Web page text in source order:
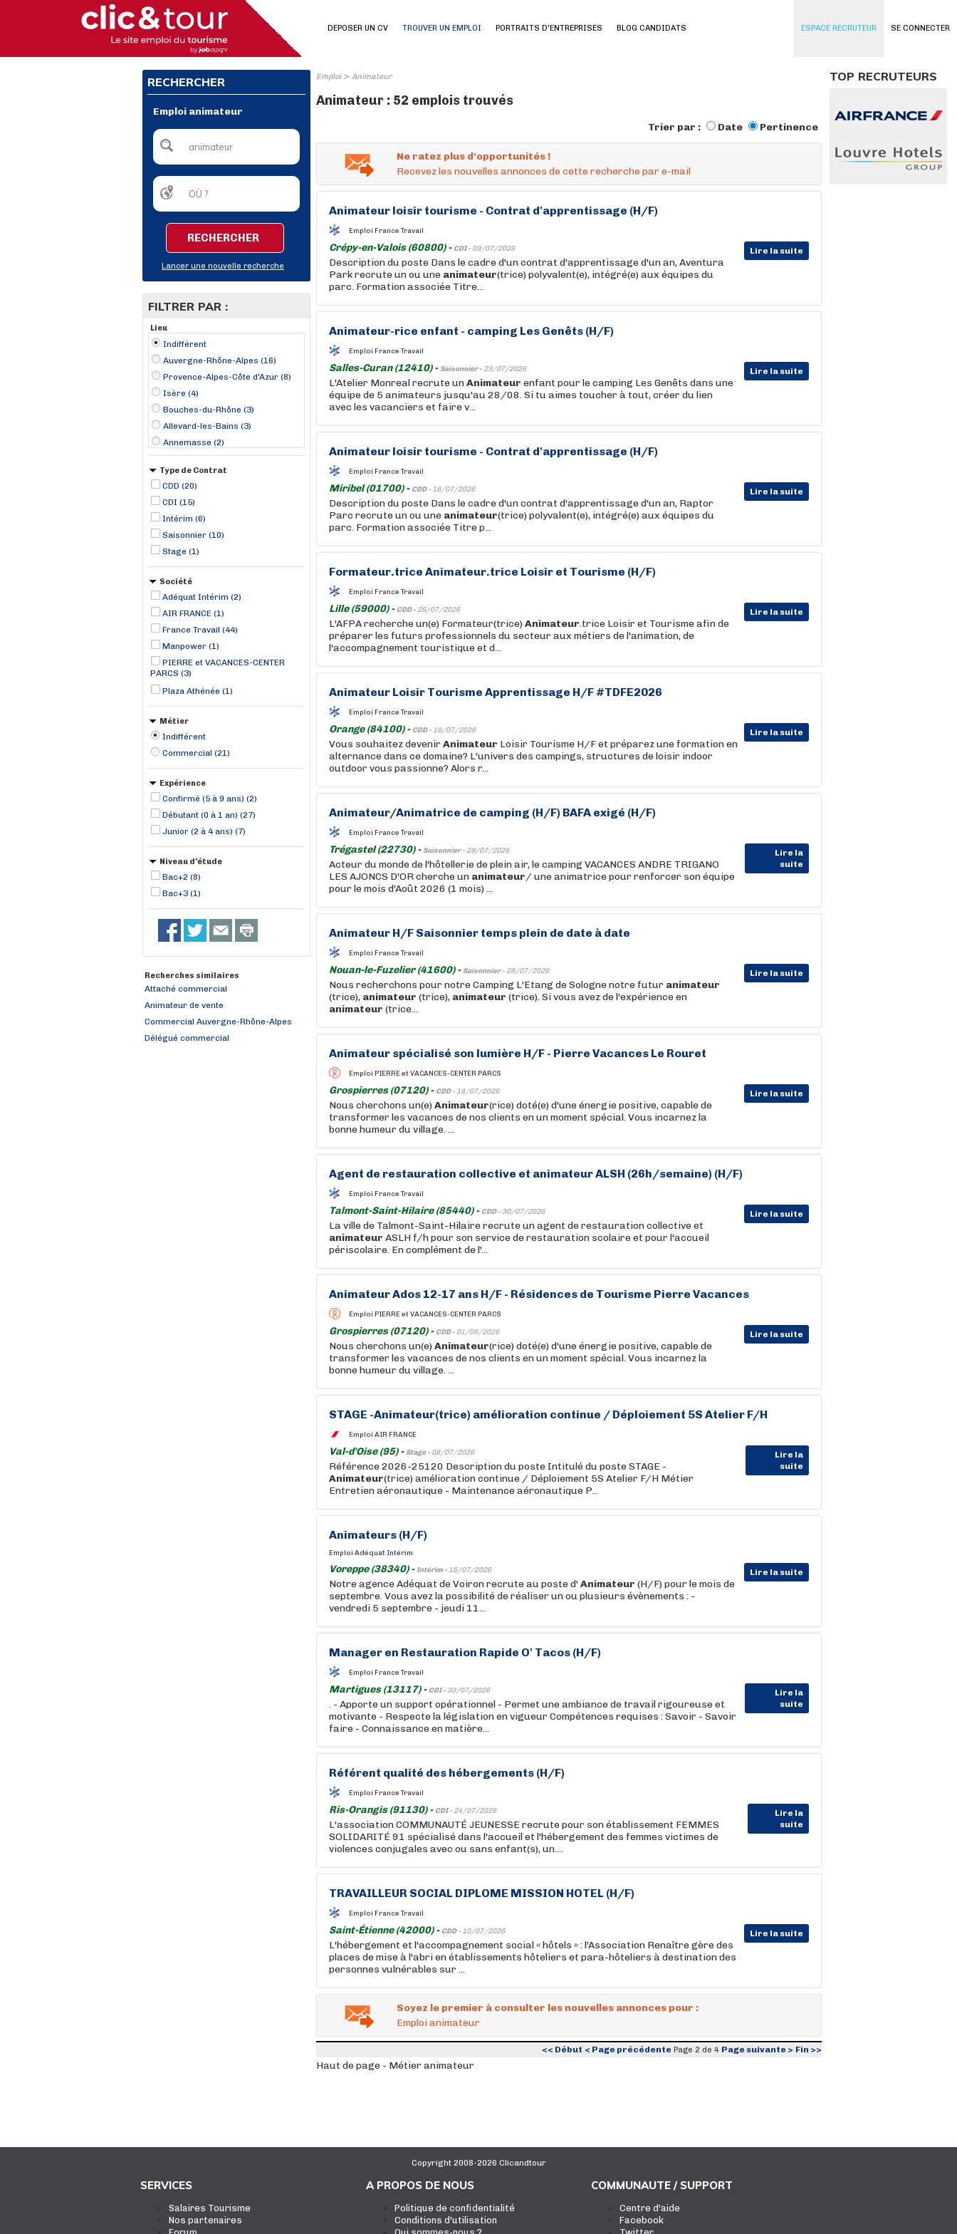
SE CONNECTER
DEPOSER UN CV TROUVER UN EMPLOI PORTRAITS D'ENTREPRISES BLOG CANDIDATS ESPACE RECRUTEUR
RECHERCHER
Emploi animateur
RECHERCHER
Lancer une nouvelle recherche
FILTRER PAR :
Lieu
Indifférent
Auvergne-Rhône-Alpes (16)
Provence-Alpes-Côte d'Azur (8)
Isère (4)
Bouches-du-Rhône (3)
Allevard-les-Bains (3)
Annemasse (2)
Clermont-Ferrand (2)
Digoin (2)
Grospierres (2)
Nouan-le-Fuzelier (2)
Aix-en-Provence (1)
Brest (1)
Briançon (1)
Type de Contrat
CDD (20)
CDI (15)
Intérim (6)
Saisonnier (10)
Stage (1)
Société
Adéquat Intérim (2)
AIR FRANCE (1)
France Travail (44)
Manpower (1)
PIERRE et VACANCES-CENTER
PARCS (3)
Plaza Athénée (1)
Métier
Indifférent
Commercial (21)
Expérience
Confirmé (5 à 9 ans) (2)
Débutant (0 à 1 an) (27)
Junior (2 à 4 ans) (7)
Niveau d'étude
Bac+2 (8)
Bac+3 (1)
Recherches similaires
Attaché commercial
Animateur de vente
Commercial Auvergne-Rhône-Alpes
Délégué commercial
Emploi> Animateur
Animateur : 52 emplois trouvés
Trier par : Date Pertinence
Ne ratez plus d'opportunités !
Recevez les nouvelles annonces de cette recherche par e-mail
Animateur loisir tourisme - Contrat d'apprentissage (H/F)
Emploi France Travail
Crépy-en-Valois (60800) - CDI - 09/07/2026 Lire la suite
Description du poste Dans le cadre d'un contrat d'apprentissage d'un an, Aventura
Park recrute un ou une animateur(trice) polyvalent(e), intégré(e) aux équipes du
parc. Formation associée Titre...
Animateur-rice enfant - camping Les Genêts (H/F)
Emploi France Travail
Salles-Curan (12410) - Saisonnier - 23/07/2026 Lire la suite
L'Atelier Monreal recrute unAnimateur enfant pour le camping Les Genêts dans une
équipe de 5 animateurs jusqu'au 28/08. Si tu aimes toucher à tout, créer du lien
avec les vacanciers et faire v...
Animateur loisir tourisme - Contrat d'apprentissage (H/F)
Emploi France Travail
Miribel (01700) - CDD - 18/07/2026 Lire la suite
Description du poste Dans le cadre d'un contrat d'apprentissage d'un an, Raptor
Parc recrute un ou une animateur(trice) polyvalent(e), intégré(e) aux équipes du
parc. Formation associée Titre p...
Formateur.trice Animateur.trice Loisir et Tourisme (H/F)
Emploi France Travail
Lille (59000) - CDD - 25/07/2026 Lire la suite
L'AFPA recherche un(e) Formateur(trice) Animateur.trice Loisir et Tourisme afin de
préparer les futurs professionnels du secteur aux métiers de l'animation, de
l'accompagnement touristique et d...
Animateur Loisir Tourisme Apprentissage H/F #TDFE2026
Emploi France Travail
Orange (84100) - CDD - 18/07/2026 Lire la suite
Vous souhaitez devenir Animateur Loisir Tourisme H/F et préparez une formation en
alternance dans ce domaine? L'univers des campings, structures de loisir indoor
outdoor vous passionne? Alors r...
Animateur/Animatrice de camping (H/F) BAFA exigé (H/F)
Emploi France Travail
Trégastel (22730) - Saisonnier - 29/07/2026
Lire la
suite
Acteur du monde de l'hôtellerie de plein air, le camping VACANCES ANDRE TRIGANO
LES AJONCS D'OR cherche un animateur/ une animatrice pour renforcer son équipe
pour le mois d'Août 2026 (1 mois) ...
Animateur H/F Saisonnier temps plein de date à date
Emploi France Travail
Nouan-le-Fuzelier (41600) - Saisonnier - 28/07/2026 Lire la suite
Nous recherchons pour notre Camping L'Etang de Sologne notre futur animateur
(trice), animateur (trice), animateur (trice). Si vous avez de l'expérience en
animateur (trice...
Animateur spécialisé son lumière H/F - Pierre Vacances Le Rouret
Emploi PIERRE et VACANCES-CENTER PARCS
Grospierres (07120) - CDD - 18/07/2026 Lire la suite
Nous cherchons un(e) Animateur(rice) doté(e) d'une énergie positive, capable de
transformer les vacances de nos clients en un moment spécial. Vous incarnez la
bonne humeur du village. ...
Agent de restauration collective et animateurALSH (26h/semaine) (H/F)
Emploi France Travail
Talmont-Saint-Hilaire (85440) - CDD - 30/07/2026 Lire la suite
La ville de Talmont-Saint-Hilaire recrute un agent de restauration collective et
animateur ASLH f/h pour son service de restauration scolaire et pour l'accueil
périscolaire. En complément de l'...
AnimateurAdos 12-17 ans H/F - Résidences de Tourisme Pierre Vacances
Emploi PIERRE et VACANCES-CENTER PARCS
Grospierres (07120) - CDD - 01/08/2026 Lire la suite
Nous cherchons un(e) Animateur(rice) doté(e) d'une énergie positive, capable de
transformer les vacances de nos clients en un moment spécial. Vous incarnez la
bonne humeur du village. ...
STAGE -Animateur(trice) amélioration continue / Déploiement 5S Atelier F/H
Emploi AIR FRANCE
Val-d'Oise (95) - Stage - 08/07/2026
Lire la
suite
Référence 2026-25120 Description du poste Intitulé du poste STAGE -
Animateur(trice) amélioration continue / Déploiement 5S Atelier F/H Métier
Entretien aéronautique - Maintenance aéronautique P...
Animateurs (H/F)
Emploi Adéquat Intérim
Voreppe (38340) -Intérim - 16/07/2026 Lire la suite
Notre agence Adéquat de Voiron recrute au poste d'Animateur (H/F) pour le mois de
septembre. Vous avez la possibilité de réaliser un ou plusieurs évènements : -
vendredi 5 septembre - jeudi 11...
Manager en Restauration Rapide O' Tacos (H/F)
Emploi France Travail
Martigues (13117) - CDI - 30/07/2026
Lire la
suite
. - Apporte un support opérationnel - Permet une ambiance de travail rigoureuse et
motivante - Respecte la législation en vigueur Compétences requises : Savoir - Savoir
faire - Connaissance en matière...
Référent qualité des hébergements (H/F)
Emploi France Travail
Ris-Orangis (91130) - CDI - 24/07/2026
Lire la
suite
L'association COMMUNAUTÉ JEUNESSE recrute pour son établissement FEMMES
SOLIDARITÉ 91 spécialisé dans l'accueil et l'hébergement des femmes victimes de
violences conjugales avec ou sans enfant(s), un....
TRAVAILLEUR SOCIAL DIPLOME MISSION HOTEL (H/F)
Emploi France Travail
Saint-Étienne (42000) - CDD - 10/07/2026 Lire la suite
L'hébergement et l'accompagnement social « hôtels » : l'Association Renaître gère des
places de mise à l'abri en établissements hôteliers et para-hôteliers à destination des
personnes vulnérables sur ...
Soyez le premier à consulter les nouvelles annonces pour :
Emploi animateur
<< Début < Page précédente Page 2 de 4 Page suivante > Fin >>
Haut de page - Métier animateur
TOP RECRUTEURS
Copyright 2008-2026 Clicandtour
SERVICES
Salaires Tourisme
Nos partenaires
A PROPOS DE NOUS
Politique de confidentialité
Conditions d'utilisation
COMMUNAUTE / SUPPORT
Centre d'aide
Facebook